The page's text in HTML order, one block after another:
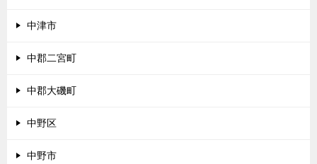
中津市
中郡二宮町
中郡大磯町
中野区
中野市